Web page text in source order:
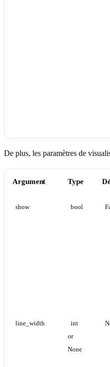
De plus, les paramètres de
Argument Type
show bool
line_width
int
or
None